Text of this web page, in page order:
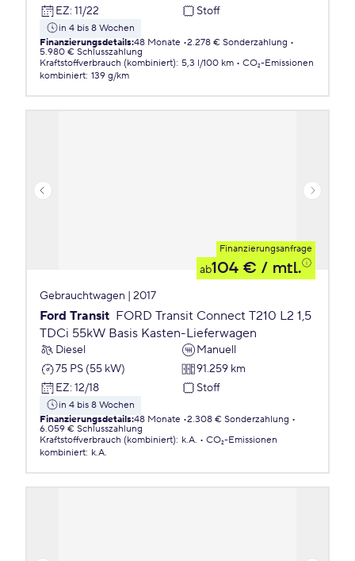
EZ: 11/22 Stoff
in 4 bis 8 Wochen
Finanzierungsdetails:48 Monate 2.278 € Sonderzahlung
5.980 € Schlusszahlung
Kraftstoffverbrauch (kombiniert): 5,3 l/100 km
CO₂-Emissionen
kombiniert: 139 g/km
Finanzierungsanfrage
ab104 € / mtl.
Gebrauchtwagen | 2017
Ford Transit FORD Transit Connect T210 L2 1,5
TDCi 55kW Basis Kasten-Lieferwagen
Diesel
Manuell
75 PS (55 kW)
91.259 km
EZ: 12/18 Stoff
in 4 bis 8 Wochen
Finanzierungsdetails:48 Monate 2.308 € Sonderzahlung
6.059 € Schlusszahlung
Kraftstoffverbrauch (kombiniert): k.A.
CO₂-Emissionen
kombiniert: k.A.